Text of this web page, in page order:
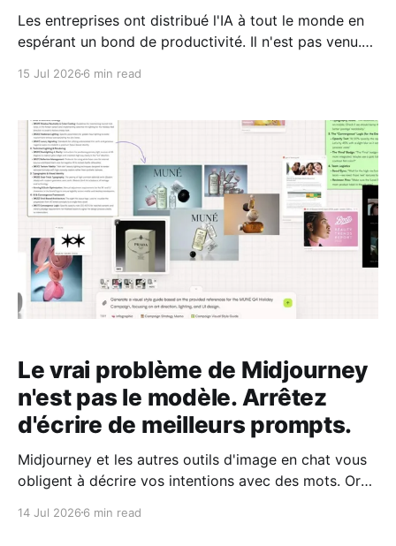
Les entreprises ont distribué l'IA à tout le monde en
espérant un bond de productivité. Il n'est pas venu.
15 Jul 2026 6 min read
Le vrai problème de Midjourney
n'est pas le modèle. Arrêtez
d'écrire de meilleurs prompts.
Midjourney et les autres outils d'image en chat vous
obligent à décrire vos intentions avec des mots. Or
les images IA se ressemblent toutes.
14 Jul 2026 6 min read